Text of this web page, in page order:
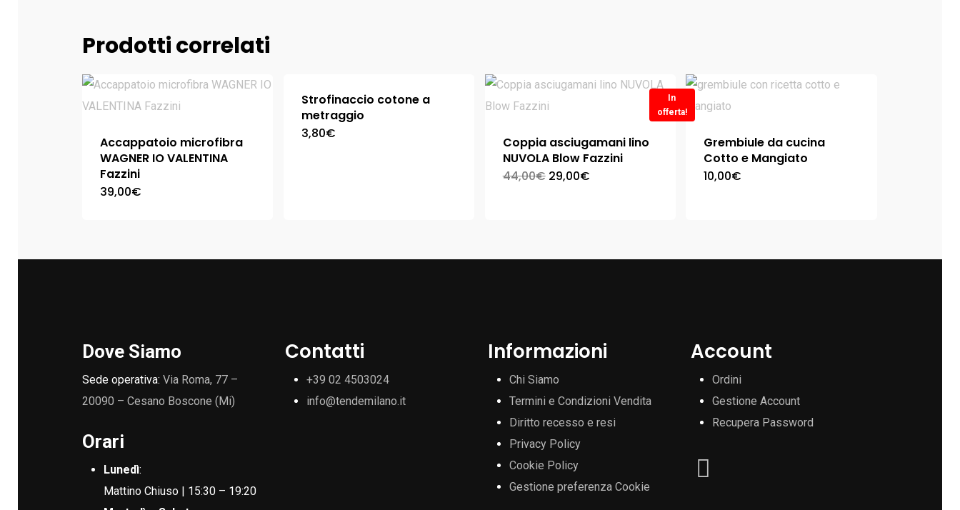
Prodotti correlati
Accappatoio microfibra
WAGNER IO VALENTINA
Fazzini
39,00€
Strofinaccio cotone a
metraggio
3,80€
In
offerta!
Coppia asciugamani lino
NUVOLA Blow Fazzini
44,00€ 29,00€
Grembiule da cucina
Cotto e Mangiato
10,00€
Dove Siamo
Sede operativa:Via Roma, 77 –
20090 – Cesano Boscone (Mi)
Orari
Lunedì:
Mattino Chiuso | 15:30 – 19:20
Contatti
+39 02 4503024
info@tendemilano.it
Informazioni
Chi Siamo
Termini e Condizioni Vendita
Diritto recesso e resi
Privacy Policy
Cookie Policy
Gestione preferenza Cookie
Account
Ordini
Gestione Account
Recupera Password